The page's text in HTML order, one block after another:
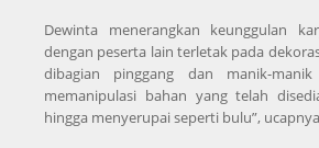
Dewinta menerangkan keunggulan
dengan peserta lain terletak pada
dibagian pinggang dan manik-
memanipulasi bahan yang telah
hingga menyerupai seperti bulu”,